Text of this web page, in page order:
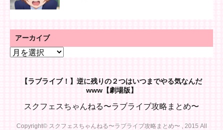
アーカイブ
ア
【ラブライブ！】逆に残りの２つはいつまでやる気なんだ
www【劇場版】
スクフェスちゃんねる〜ラブライブ攻略まとめ〜
Copyright© スクフェスちゃんねる〜ラブライブ攻略まとめ〜 , 2015 All